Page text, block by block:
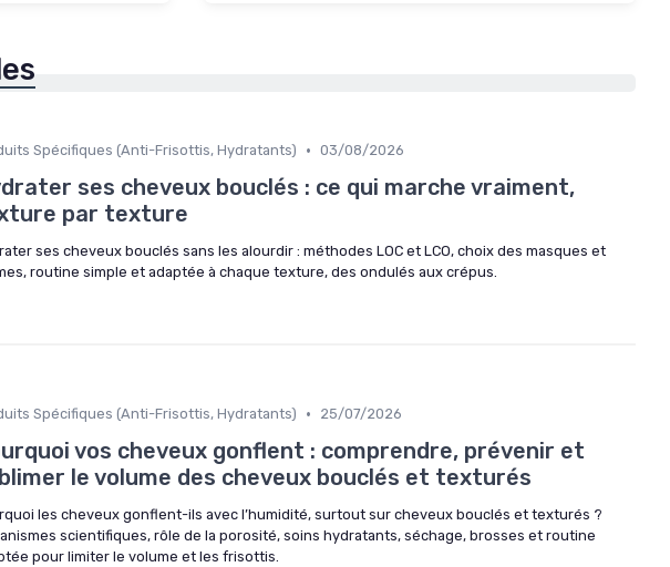
Spécifiques (Anti-Frisottis, Hydratants) • 03/08/2026
ses cheveux bouclés : ce qui marche vraiment,
par texture
ses cheveux bouclés sans les alourdir : méthodes LOC et LCO, choix des masques et
routine simple et adaptée à chaque texture, des ondulés aux crépus.
Spécifiques (Anti-Frisottis, Hydratants) • 25/07/2026
vos cheveux gonflent : comprendre, prévenir et
le volume des cheveux bouclés et texturés
les cheveux gonflent-ils avec l’humidité, surtout sur cheveux bouclés et texturés ?
scientifiques, rôle de la porosité, soins hydratants, séchage, brosses et routine
pour limiter le volume et les frisottis.